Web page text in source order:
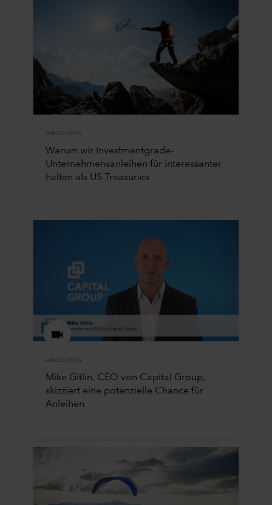
ANLEIHEN
Warum wir Investmentgrade-
Unternehmensanleihen für interessanter
halten als US-Treasuries
ANLEIHEN
Mike Gitlin, CEO von Capital Group,
skizziert eine potenzielle Chance für
Anleihen